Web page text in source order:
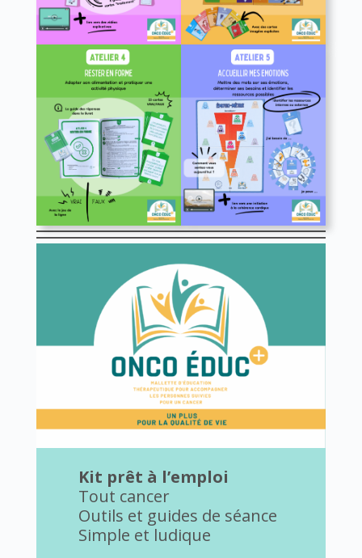
Kit prêt à l’emploi
Tout cancer
Outils et guides de séance
Simple et ludique